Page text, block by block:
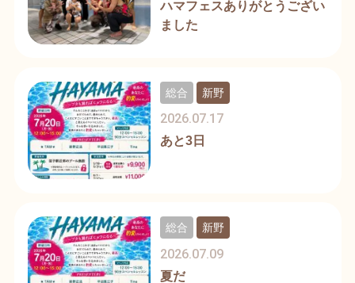
ハマフェスありがとうござい
ました
あと3日
2026.07.17
総合 新野
夏だ
2026.07.09
総合 新野